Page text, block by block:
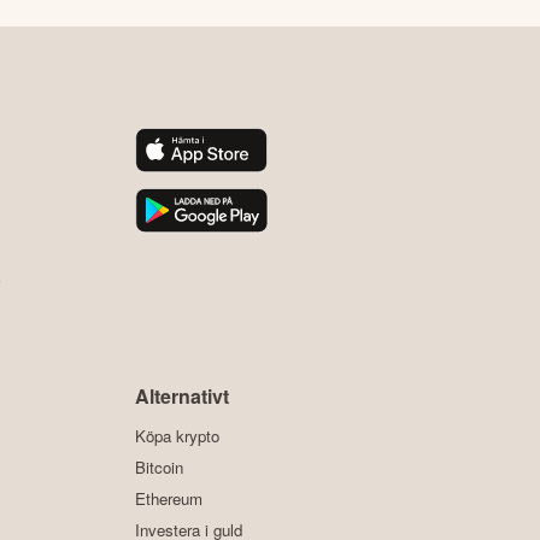
Alternativt
Köpa krypto
Bitcoin
Ethereum
Investera i guld